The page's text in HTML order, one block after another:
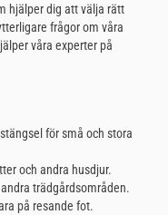
hjälper dig att välja rätt
frågor om våra
våra experter på
för små och stora
och andra husdjur.
trädgårdsområden.
på resande fot.